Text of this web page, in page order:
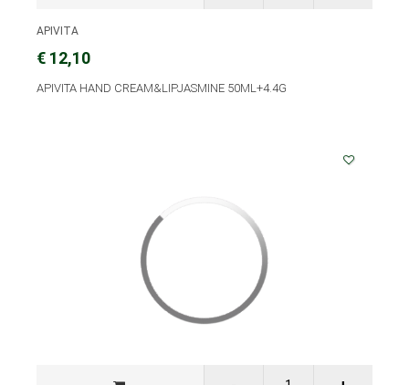
APIVITA
€ 12,10
APIVITA HAND CREAM&LIPJASMINE 50ML+4.4G